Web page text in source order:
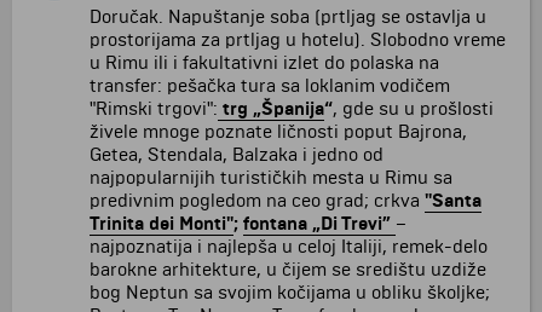
Doručak. Napuštanje soba (prtljag se ostavlja u
prostorijama za prtljag u hotelu). Slobodno vreme
u Rimu ili i fakultativni izlet do polaska na
transfer: pešačka tura sa loklanim vodičem
"Rimski trgovi": trg „Španija“, gde su u prošlosti
živele mnoge poznate ličnosti poput Bajrona,
Getea, Stendala, Balzaka i jedno od
najpopularnijih turističkih mesta u Rimu sa
predivnim pogledom na ceo grad; crkva "Santa
Trinita dei Monti"; fontana „Di Trevi” –
najpoznatija i najlepša u celoj Italiji, remek-delo
barokne arhitekture, u čijem se središtu uzdiže
bog Neptun sa svojim kočijama u obliku školjke;